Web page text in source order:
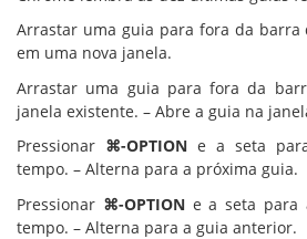
Arrastar uma guia para fora da barra
em uma nova janela.
Arrastar uma guia para fora da
janela existente. – Abre a guia na
Pressionar ⌘-OPTION e a seta
tempo. – Alterna para a próxima guia.
Pressionar ⌘-OPTIONe a seta para
tempo. – Alterna para a guia anterior.